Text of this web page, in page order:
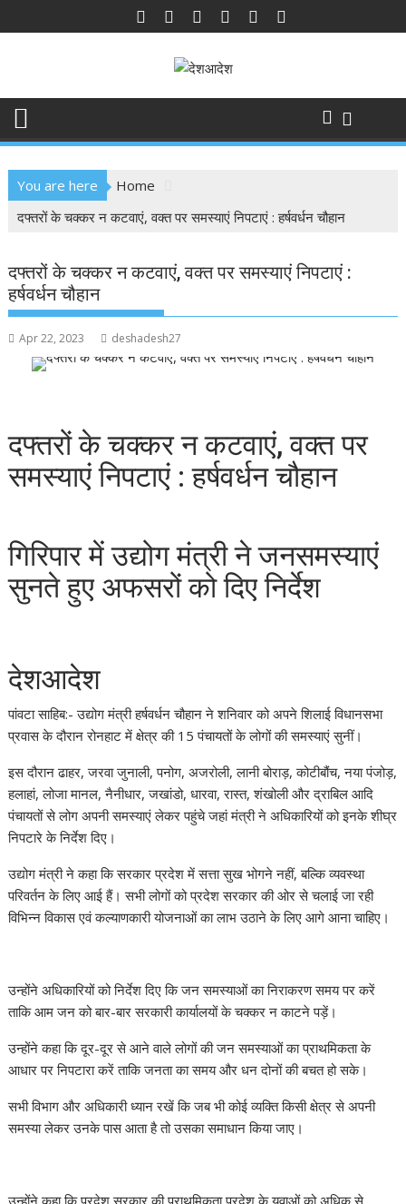
to
You are here
Home
दफ्तरों के चक्कर न कटवाएं, वक्त पर समस्याएं निपटाएं : हर्षवर्धन चौहान
दफ्तरों के चक्कर न कटवाएं, वक्त पर समस्याएं निपटाएं :
हर्षवर्धन चौहान
Apr 22, 2023 deshadesh27
दफ्तरों के चक्कर न कटवाएं, वक्त पर
समस्याएं निपटाएं : हर्षवर्धन चौहान
गिरिपार में उद्योग मंत्री ने जनसमस्याएं
सुनते हुए अफसरों को दिए निर्देश
देशआदेश
पांवटा साहिब:- उद्योग मंत्री हर्षवर्धन चौहान ने शनिवार को अपने शिलाई विधानसभा
प्रवास के दौरान रोनहाट में क्षेत्र की 15 पंचायतों के लोगों की समस्याएं सुनीं।
इस दौरान ढाहर, जरवा जुनाली, पनोग, अजरोली, लानी बोराड़, कोटीबौंच, नया पंजोड़,
हलाहां, लोजा मानल, नैनीधार, जखांडो, धारवा, रास्त, शंखोली और द्राबिल आदि
पंचायतों से लोग अपनी समस्याएं लेकर पहुंचे जहां मंत्री ने अधिकारियों को इनके शीघ्र
निपटारे के निर्देश दिए।
उद्योग मंत्री ने कहा कि सरकार प्रदेश में सत्ता सुख भोगने नहीं, बल्कि व्यवस्था
परिवर्तन के लिए आई हैं। सभी लोगों को प्रदेश सरकार की ओर से चलाई जा रही
विभिन्न विकास एवं कल्याणकारी योजनाओं का लाभ उठाने के लिए आगे आना चाहिए।
उन्होंने अधिकारियों को निर्देश दिए कि जन समस्याओं का निराकरण समय पर करें
ताकि आम जन को बार-बार सरकारी कार्यालयों के चक्कर न काटने पड़ें।
उन्होंने कहा कि दूर-दूर से आने वाले लोगों की जन समस्याओं का प्राथमिकता के
आधार पर निपटारा करें ताकि जनता का समय और धन दोनों की बचत हो सके।
सभी विभाग और अधिकारी ध्यान रखें कि जब भी कोई व्यक्ति किसी क्षेत्र से अपनी
समस्या लेकर उनके पास आता है तो उसका समाधान किया जाए।
उन्होंने कहा कि प्रदेश सरकार की प्राथमिकता प्रदेश के युवाओं को अधिक से